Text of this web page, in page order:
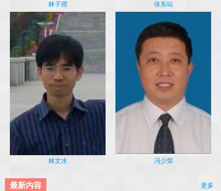
林子雨 张东站
林文水 冯少荣
最新内容 更多